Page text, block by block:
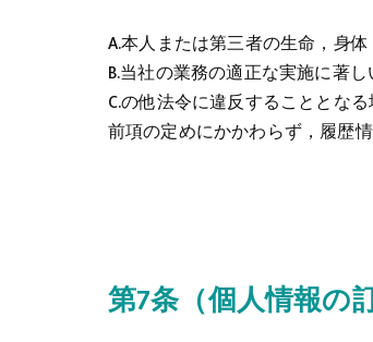
A.本人または第三者の生命，身
B.当社の業務の適正な実施に著
C.の他法令に違反することとな
前項の定めにかかわらず，履歴
第7条（個人情報の